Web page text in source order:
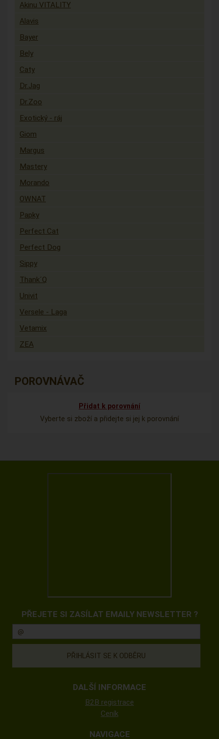
Akinu VITALITY
Alavis
Bayer
Bely
Caty
Dr.Jag
Dr.Zoo
Exotický - ráj
Giom
Margus
Mastery
Morando
OWNAT
Papky
Perfect Cat
Perfect Dog
Sippy
Thank´Q
Univit
Versele - Laga
Vetamix
ZEA
POROVNÁVAČ
Přidat k porovnání
Vyberte si zboží a přidejte si jej k porovnání
PŘEJETE SI ZASÍLAT EMAILY NEWSLETTER ?
DALŠÍ INFORMACE
B2B registrace
Ceník
NAVIGACE